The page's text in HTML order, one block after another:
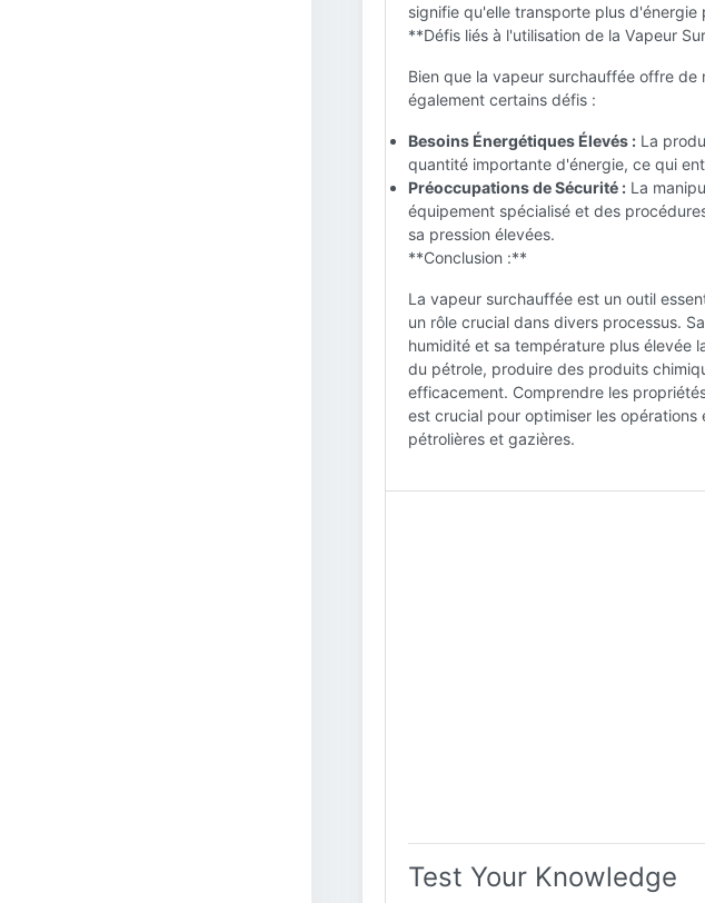
signifie qu'elle transporte plus d'énergie
**Défis liés à l'utilisation de la Vapeur
Bien que la vapeur surchauffée offre
également certains défis :
Besoins Énergétiques Élevés : La
quantité importante d'énergie, ce qui
Préoccupations de Sécurité : La
équipement spécialisé et des
sa pression élevées.
**Conclusion :**
La vapeur surchauffée est un outil
un rôle crucial dans divers processus.
humidité et sa température plus élevée
du pétrole, produire des produits
efficacement. Comprendre les
est crucial pour optimiser les
pétrolières et gazières.
Test Your Knowledge